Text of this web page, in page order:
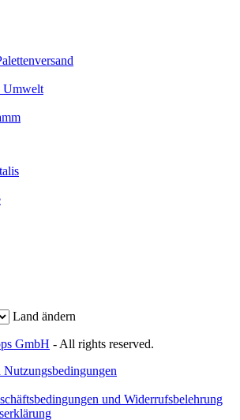
Umwelt
Land ändern
GmbH - All rights reserved.
Nutzungsbedingungen
und Widerrufsbelehrung